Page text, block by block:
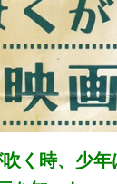
く時、少